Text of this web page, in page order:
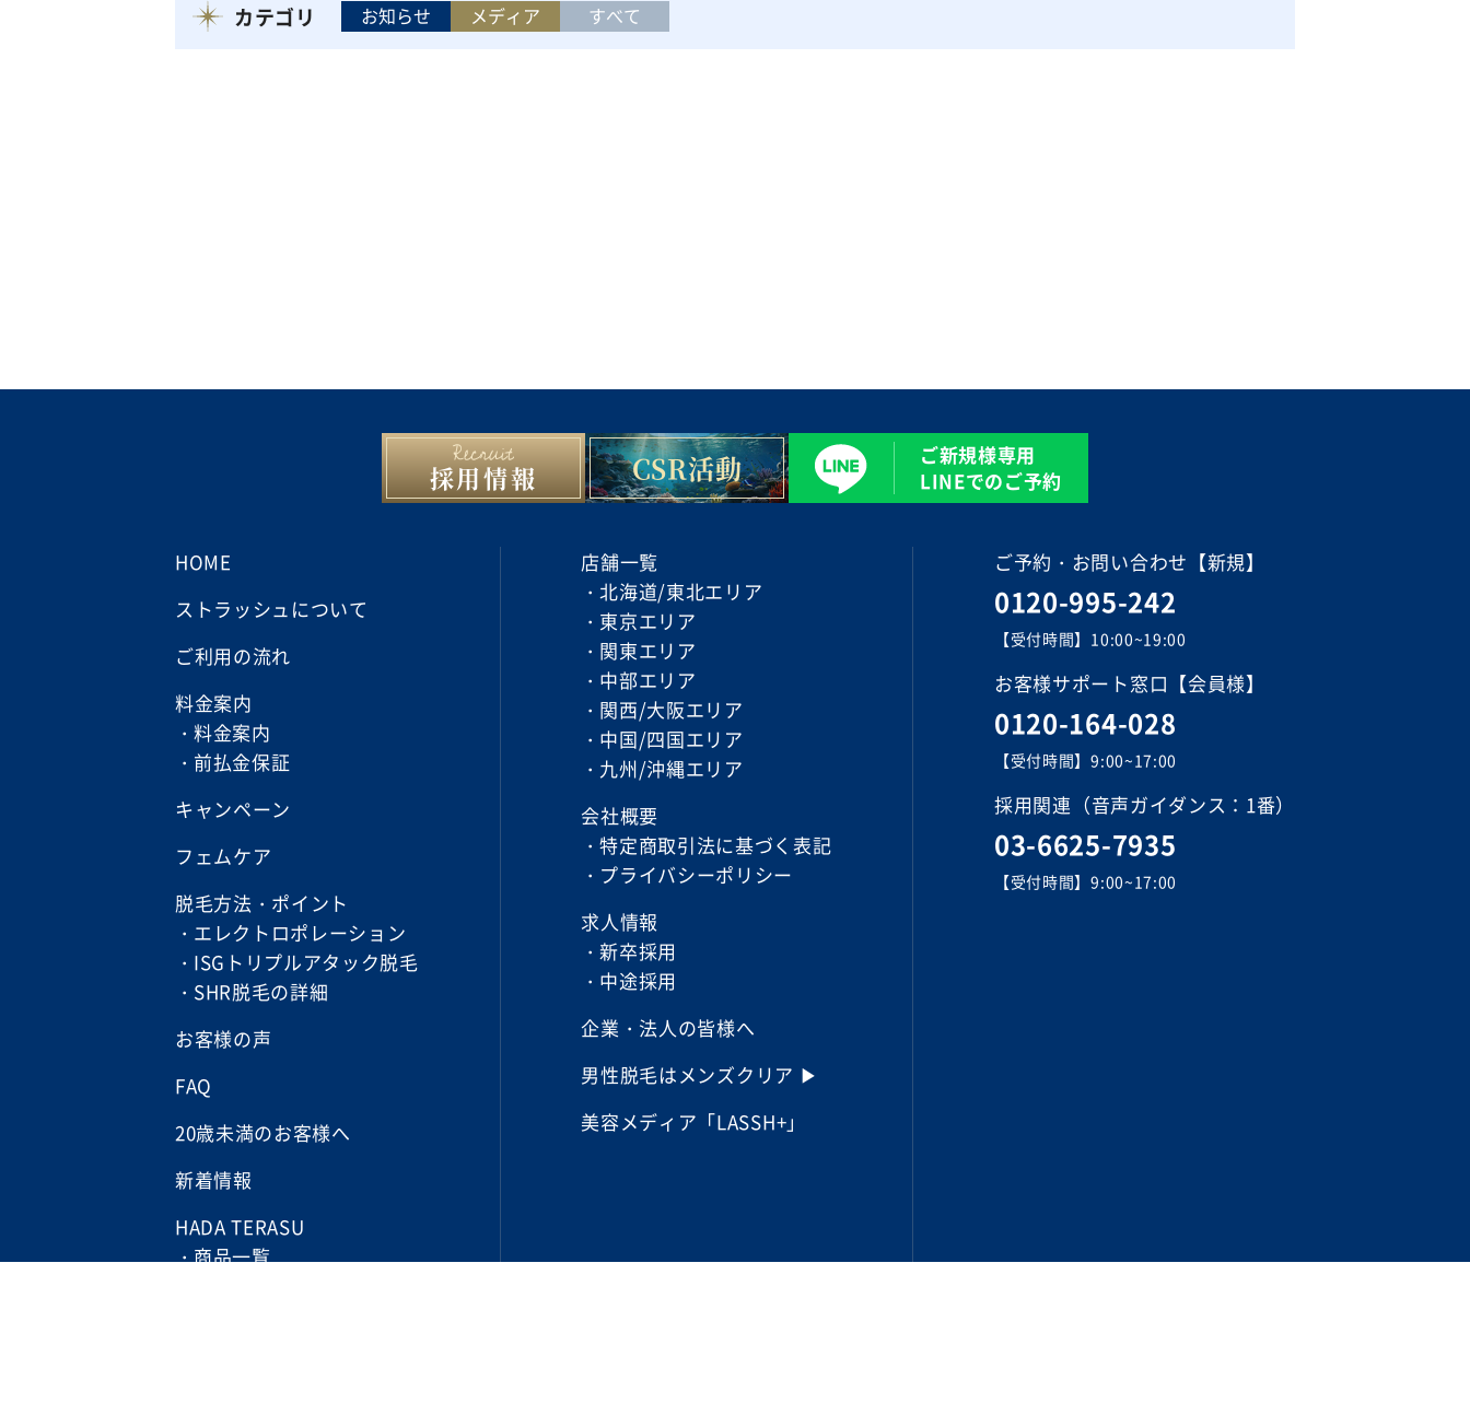
カテゴリ お知らせ メディア すべて
採用情報 CSR活動
ご新規様専用
LINEでのご予約
HOME
ストラッシュについて
ご利用の流れ
料金案内
料金案内
前払金保証
キャンペーン
フェムケア
脱毛方法・ポイント
エレクトロポレーション
ISGトリプルアタック脱毛
SHR脱毛の詳細
お客様の声
FAQ
20歳未満のお客様へ
新着情報
HADA TERASU
商品一覧
店舗一覧
北海道/東北エリア
東京エリア
関東エリア
中部エリア
関西/大阪エリア
中国/四国エリア
九州/沖縄エリア
会社概要
特定商取引法に基づく表記
プライバシーポリシー
求人情報
新卒採用
中途採用
企業・法人の皆様へ
男性脱毛はメンズクリア ▶
美容メディア「LASSH+」
ご予約・お問い合わせ【新規】
0120-995-242
【受付時間】10:00~19:00
お客様サポート窓口【会員様】
0120-164-028
【受付時間】9:00~17:00
採用関連 （音声ガイダンス：1番）
03-6625-7935
【受付時間】9:00~17:00